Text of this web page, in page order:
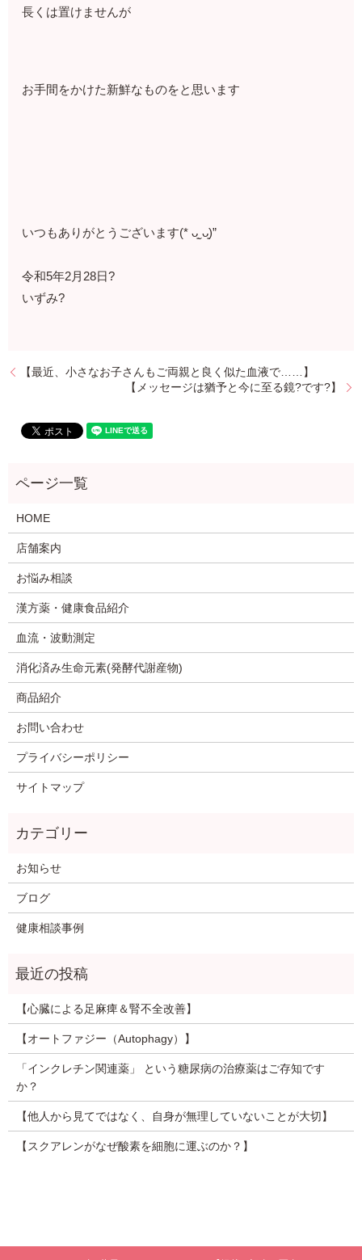
⁡長くは置けませんが⁡
お手間をかけた新鮮なものを⁡と思います⁡
⁡⁡いつもありがとうございます(* ᴗ͈ˬᴗ͈)”
⁡令和5年2月28日?⁡
⁡いずみ?
【最近、小さなお子さんもご両親と良く似た血液で……】
【メッセージは猶予と今に至る鏡?です?】
HOME
店舗案内
お悩み相談
漢方薬・健康食品紹介
血流・波動測定
消化済み生命元素(発酵代謝産物)
商品紹介
お問い合わせ
プライバシーポリシー
サイトマップ
お知らせ
ブログ
健康相談事例
【心臓による足麻痺＆腎不全改善】
【オートファジー（Autophagy）】
「インクレチン関連薬」 という糖尿病の治療薬はご存知です
か？
【他人から見てではなく、自身が無理していないことが大切】
【スクアレンがなぜ酸素を細胞に運ぶのか？】